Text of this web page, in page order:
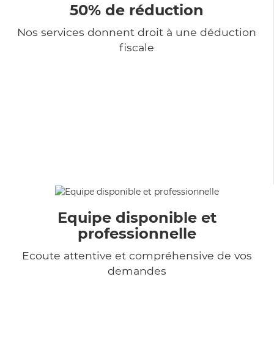
50% de réduction
Nos services donnent droit à une déduction
fiscale
Equipe disponible et
professionnelle
Ecoute attentive et compréhensive de vos
demandes